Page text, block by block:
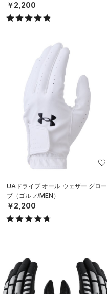
￥2,200
UAドライブ オール ウェザー グロー
ブ（ゴルフ/MEN）
￥2,200